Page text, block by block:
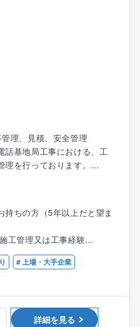
たい人
ち自身で考えて将来のネ
たい人
理、見積、安全管理
話基地局工事における、工
を行っております。
規構築から増設や無線機
ます。
緒に構築していきましょ
、撤去などの工事元請を
屋外／屋内基地局設備
業務を担当
（進捗／コスト／安全品
持ちの方（5年以上だと望ま
工管理又は工事経験
整経験
ントスキル
# 上場・大手企業
詳細を見る